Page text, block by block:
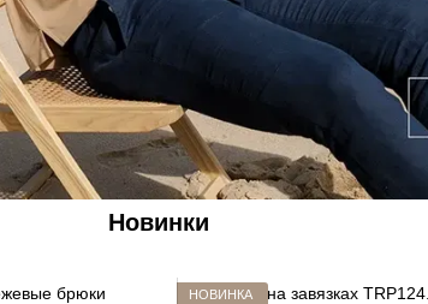
Новинки
НОВИНКА